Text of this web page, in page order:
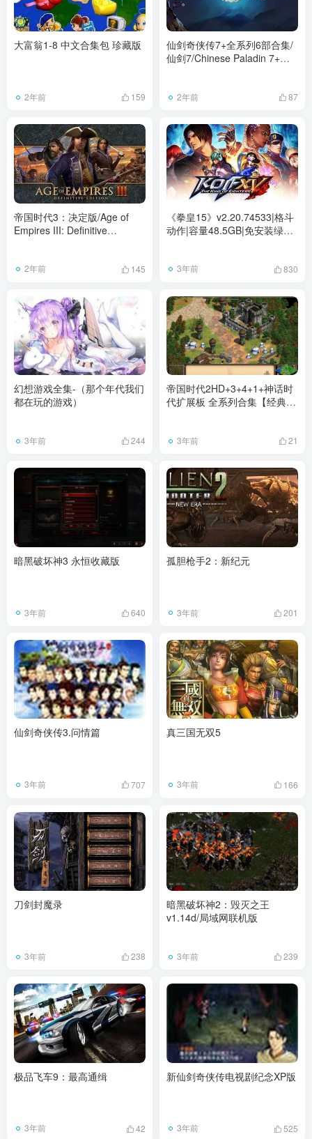
大富翁1-8 中文合集包 珍藏版
2年前 159
仙剑奇侠传7+全系列6部合集/
仙剑7/Chinese Paladin 7+外
2年前 87
帝国时代3：决定版/Age of
Empires III: Definitive
2年前 145
《拳皇15》v2.20.74533|格斗
动作|容量48.5GB|免安装绿色
3年前 830
幻想游戏全集-（那个年代我们
都在玩的游戏）
3年前 244
帝国时代2HD+3+4+1+神话时
代扩展板 全系列合集【经典版
3年前 21
暗黑破坏神3 永恒收藏版
3年前 640
孤胆枪手2：新纪元
3年前 201
仙剑奇侠传3.问情篇
3年前 707
真三国无双5
3年前 166
刀剑封魔录
3年前 238
暗黑破坏神2：毁灭之王
v1.14d/局域网联机版
3年前 239
极品飞车9：最高通缉
3年前 42
新仙剑奇侠传电视剧纪念XP版
3年前 525